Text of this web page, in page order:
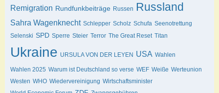
Remigration Rundfunkbeiträge Russen Russland
Sahra Wagenknecht Schlepper Scholz Schufa Seenotrettung
Selenski SPD Sperre Steier Terror The Great Reset Titan
Ukraine URSULA VON DER LEYEN USA Wahlen
Wahlen 2025 Warum ist Deutschland so verse WEF Weiße Werteunion
Westen WHO Wiedervereinigung Wirtschaftsminister